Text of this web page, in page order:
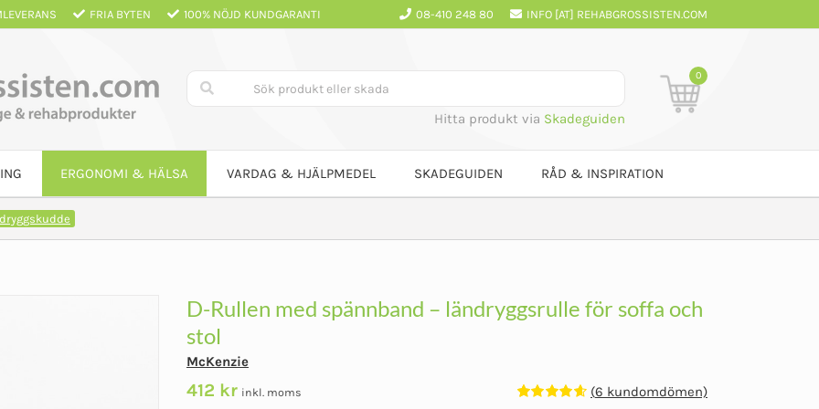
FRIA BYTEN 100% NÖJD KUNDGARANTI 08-410 248 80 INFO [AT] REHABGROSSISTEN.COM
Hitta produkt via Skadeguiden
0
ERGONOMI & HÄLSA VARDAG & HJÄLPMEDEL SKADEGUIDEN RÅD & INSPIRATION
D-Rullen med spännband – ländryggsrulle för soffa och
stol
McKenzie
412 kr inkl. moms (6 kundomdömen)